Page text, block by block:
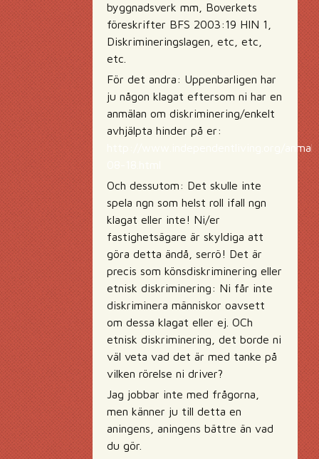
byggnadsverk mm, Boverkets
föreskrifter BFS 2003:19 HIN 1,
Diskrimineringslagen, etc, etc,
etc.
För det andra: Uppenbarligen har
ju någon klagat eftersom ni har en
anmälan om diskriminering/enkelt
avhjälpta hinder på er:
http://www.independentliving.org/
Och dessutom: Det skulle inte
spela ngn som helst roll ifall ngn
klagat eller inte! Ni/er
fastighetsägare är skyldiga att
göra detta ändå, serrö! Det är
precis som könsdiskriminering eller
etnisk diskriminering: Ni får inte
diskriminera människor oavsett
om dessa klagat eller ej. OCh
etnisk diskriminering, det borde ni
väl veta vad det är med tanke på
vilken rörelse ni driver?
Jag jobbar inte med frågorna,
men känner ju till detta en
aningens, aningens bättre än vad
du gör.